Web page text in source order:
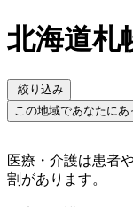
北海道札
絞り込み
この地域であなたに
医療・介護は患者
割があります。